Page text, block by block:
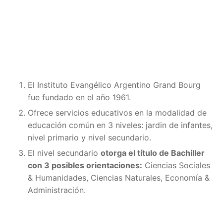
El Instituto Evangélico Argentino Grand Bourg
fue fundado en el año 1961.
Ofrece servicios educativos en la modalidad de
educación común en 3 niveles: jardin de infantes,
nivel primario y nivel secundario.
El nivel secundario otorga el título de Bachiller
con 3 posibles orientaciones: Ciencias Sociales
& Humanidades, Ciencias Naturales, Economía &
Administración.